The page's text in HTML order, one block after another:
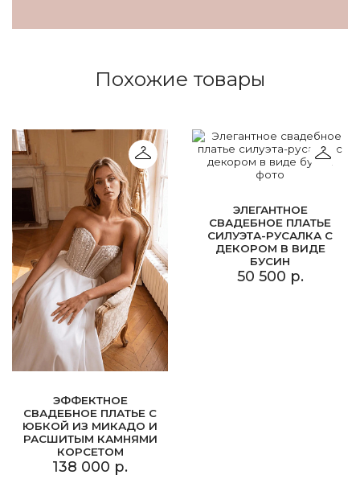
Похожие товары
ЭФФЕКТНОЕ
СВАДЕБНОЕ ПЛАТЬЕ С
ЮБКОЙ ИЗ МИКАДО И
РАСШИТЫМ КАМНЯМИ
КОРСЕТОМ
138 000 р.
ЭЛЕГАНТНОЕ
СВАДЕБНОЕ ПЛАТЬЕ
СИЛУЭТА-РУСАЛКА С
ДЕКОРОМ В ВИДЕ
БУСИН
50 500 р.